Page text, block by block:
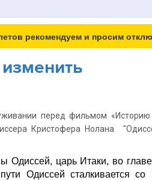
рекомендуем и просим
перед фильмом
Кристофера Нолана
Одиссей, царь Итаки, во
Одиссей сталкивается